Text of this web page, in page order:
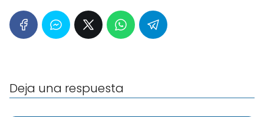
Deja una respuesta